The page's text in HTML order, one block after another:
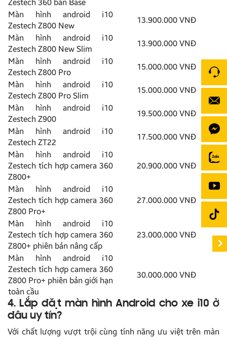
Zestech 360 bản Base
Màn hình android i10
Zestech Z800 New
13.900.000 VNĐ
Màn hình android i10
Zestech Z800 New Slim
13.900.000 VNĐ
Màn hình android i10
Zestech Z800 Pro
15.000.000 VNĐ
Màn hình android i10
Zestech Z800 Pro Slim
15.000.000 VNĐ
Màn hình android i10
Zestech Z900
19.500.000 VNĐ
Màn hình android i10
Zestech ZT22
17.500.000 VNĐ
Màn hình android i10
Zestech tích hợp camera 360
Z800+
20.900.000 VNĐ
Màn hình android i10
Zestech tích hợp camera 360
Z800 Pro+
27.000.000 VNĐ
Màn hình android i10
Zestech tích hợp camera 360
Z800+ phiên bản nâng cấp
23.000.000 VNĐ
Màn hình android i10
Zestech tích hợp camera 360
Z800 Pro+ phiên bản giới hạn
toàn cầu
30.000.000 VNĐ
4. Lắp đặt màn hình Android cho xe i10 ở
đâu uy tín?
Với chất lượng vượt trội cùng tính năng ưu việt trên màn